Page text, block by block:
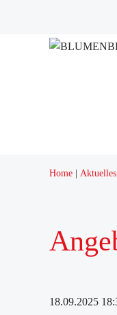
Home Aktuelles
18.09.2025